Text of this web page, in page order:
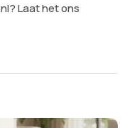
Laat het ons